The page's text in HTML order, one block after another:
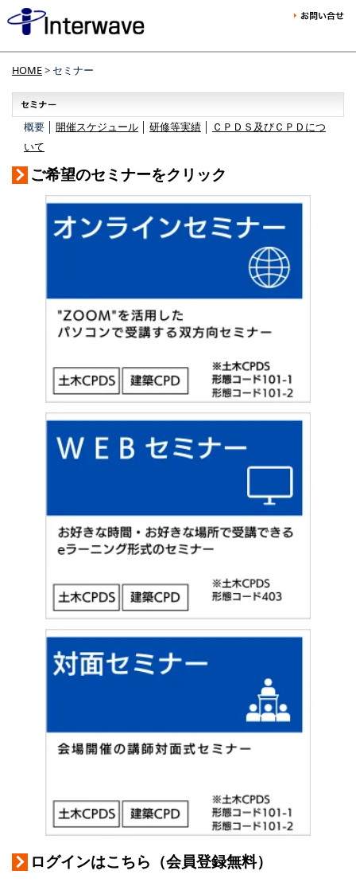
HOME> セミナー
概要 │ 開催スケジュール 研修等実績
ＣＰＤＳ及びＣＰＤにつ
いて
ご希望のセミナーをクリック
ログインはこちら（会員登録無料）